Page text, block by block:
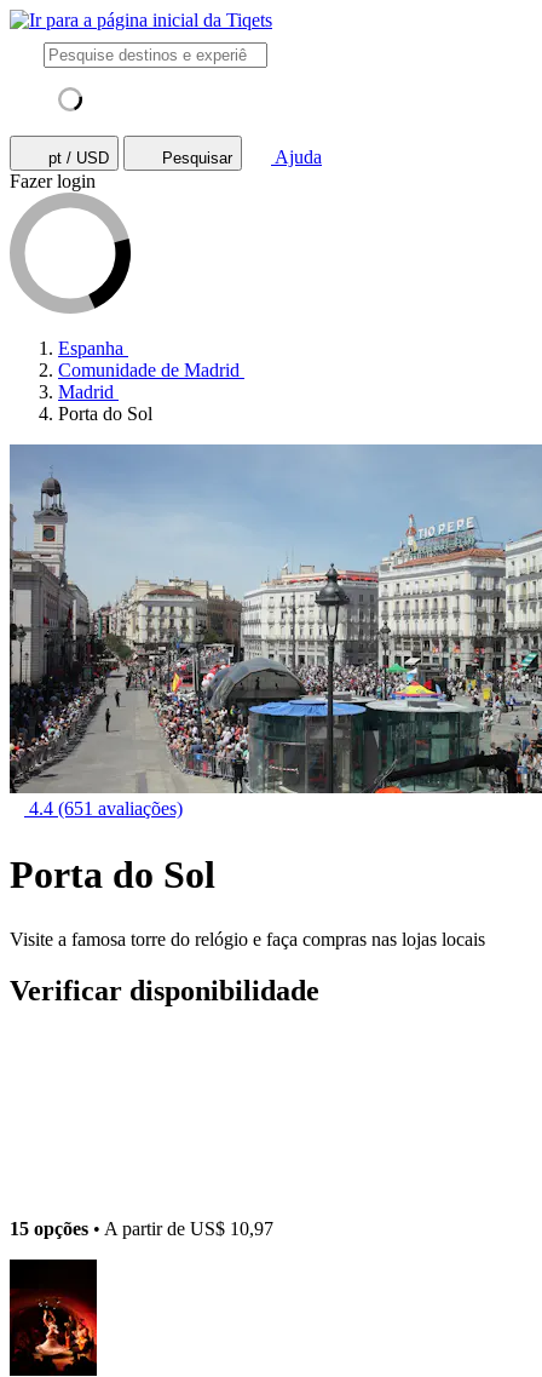
pt / USD Pesquisar
Ajuda
Fazer login
Espanha
Comunidade de Madrid
Madrid
Porta do Sol
4.4 (651 avaliações)
Porta do Sol
Visite a famosa torre do relógio e faça compras nas lojas locais
Verificar disponibilidade
15 opções • A partir de US$ 10,97